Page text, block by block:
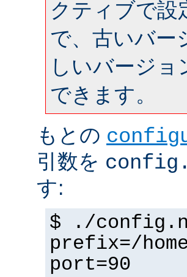
クティブで設
で、古いバー
しいバージ
できます。
もとの
引数を
す:
$ ./
prefix=/
port=90